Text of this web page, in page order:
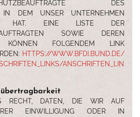
DES B
DEM UNSER UNTERNEHMEN S
EINE LISTE DER D
SOWIE DEREN K
KÖNNEN FOLGENDEM LINK E
HTTPS://WWW.BFDI.BUND.DE/
ANSCHRIFTEN_LIN
RECHT, DATEN, DIE WIR AUF
EINWILLIGUNG ODER IN